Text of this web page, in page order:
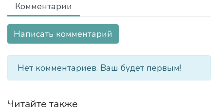
Комментарии
Написать комментарий
Нет комментариев. Ваш будет первым!
Читайте также